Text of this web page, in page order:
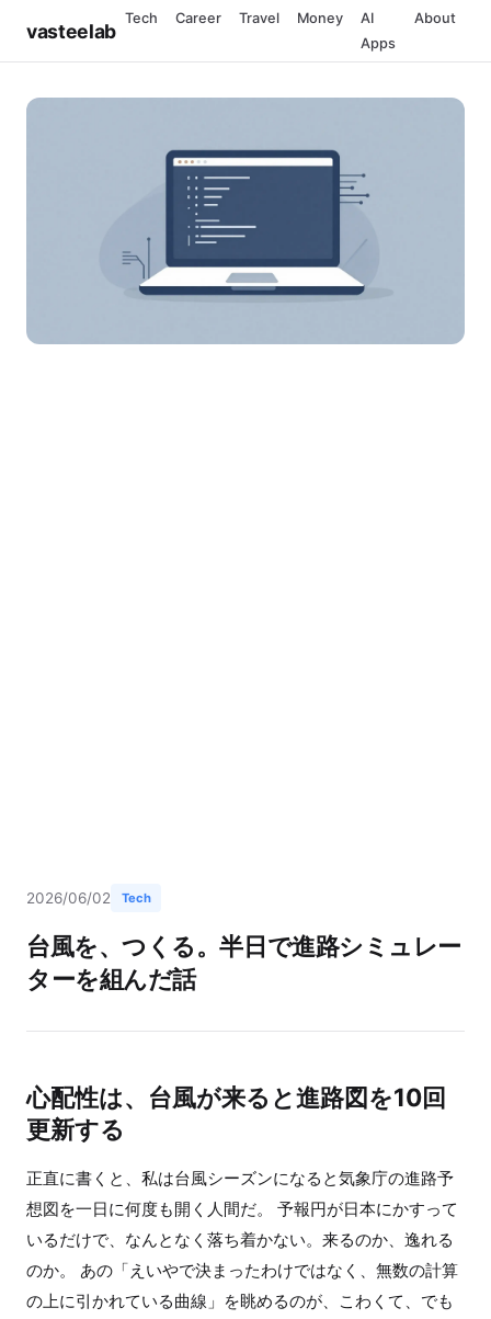
vasteelab
Tech Career Travel Money
AI
Apps
About
2026/06/02 Tech
台風を、つくる。半日で進路シミュレー
ターを組んだ話
心配性は、台風が来ると進路図を10回
更新する
正直に書くと、私は台風シーズンになると気象庁の進路予
想図を一日に何度も開く人間だ。 予報円が日本にかすって
いるだけで、なんとなく落ち着かない。来るのか、逸れる
のか。 あの「えいやで決まったわけではなく、無数の計算
の上に引かれている曲線」を眺めるのが、こわくて、でも